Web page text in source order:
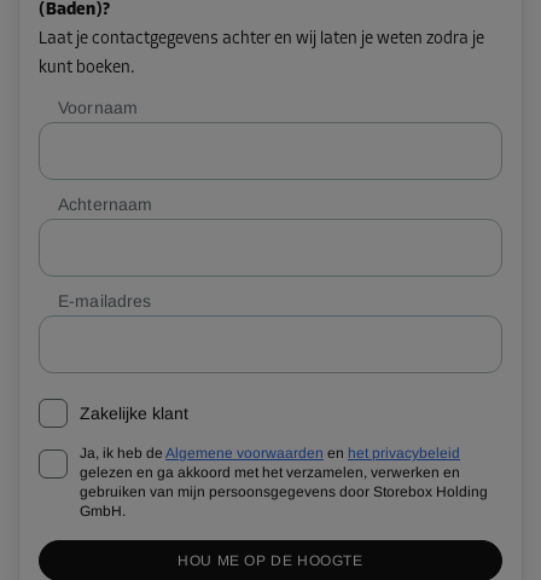
(Baden)?
Laat je contactgegevens achter en wij laten je weten zodra je
kunt boeken.
Voornaam
Achternaam
E-mailadres
Zakelijke klant
Ja, ik heb de Algemene voorwaarden en het privacybeleid
gelezen en ga akkoord met het verzamelen, verwerken en
gebruiken van mijn persoonsgegevens door Storebox Holding
GmbH.
HOU ME OP DE HOOGTE